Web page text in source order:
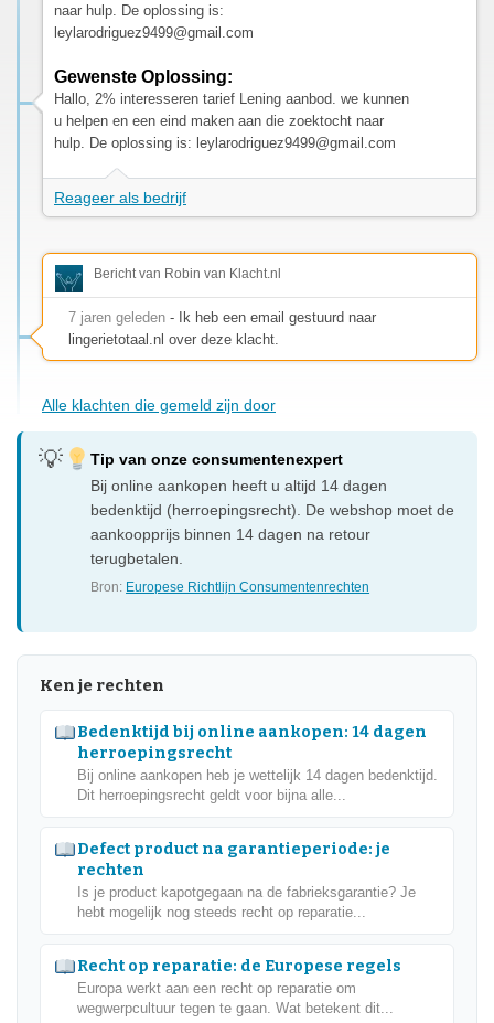
naar hulp. De oplossing is:
leylarodriguez9499@gmail.com
Gewenste Oplossing:
Hallo, 2% interesseren tarief Lening aanbod. we kunnen
u helpen en een eind maken aan die zoektocht naar
hulp. De oplossing is: leylarodriguez9499@gmail.com
Reageer als bedrijf
Bericht van Robin van Klacht.nl
7 jaren geleden - Ik heb een email gestuurd naar
lingerietotaal.nl over deze klacht.
Alle klachten die gemeld zijn door
Tip van onze consumentenexpert
Bij online aankopen heeft u altijd 14 dagen
bedenktijd (herroepingsrecht). De webshop moet de
aankoopprijs binnen 14 dagen na retour
terugbetalen.
Bron: Europese Richtlijn Consumentenrechten
Ken je rechten
Bedenktijd bij online aankopen: 14 dagen
herroepingsrecht
Bij online aankopen heb je wettelijk 14 dagen bedenktijd.
Dit herroepingsrecht geldt voor bijna alle...
Defect product na garantieperiode: je
rechten
Is je product kapotgegaan na de fabrieksgarantie? Je
hebt mogelijk nog steeds recht op reparatie...
Recht op reparatie: de Europese regels
Europa werkt aan een recht op reparatie om
wegwerpcultuur tegen te gaan. Wat betekent dit...